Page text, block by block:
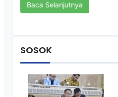
Baca Selanjutnya
SOSOK